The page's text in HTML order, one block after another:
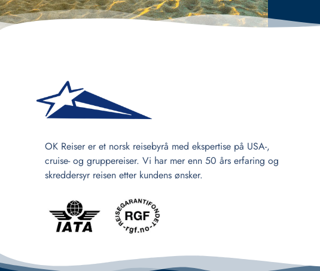
OK Reiser er et norsk reisebyrå med ekspertise på USA-,
cruise- og gruppereiser. Vi har mer enn 50 års erfaring og
skreddersyr reisen etter kundens ønsker.